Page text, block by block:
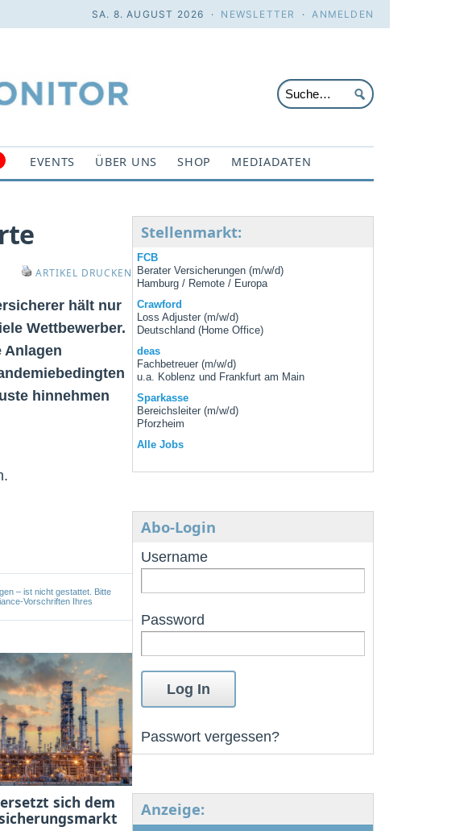
SA. 8. AUGUST 2026 · NEWSLETTER ·ANMELDEN
EVENTS ÜBER UNS SHOP MEDIADATEN
ARTIKEL DRUCKEN
hält nur
Wettbewerber.
Anlagen
hinnehmen
– ist nicht gestattet. Bitte
Vorschriften Ihres
sich dem
Stellenmarkt:
FCB
Berater Versicherungen (m/w/d)
Hamburg / Remote / Europa
Crawford
Loss Adjuster (m/w/d)
Deutschland (Home Office)
deas
Fachbetreuer (m/w/d)
u.a. Koblenz und Frankfurt am Main
Sparkasse
Bereichsleiter (m/w/d)
Pforzheim
Alle Jobs
Abo-Login
Username
Password
Passwort vergessen?
Anzeige: